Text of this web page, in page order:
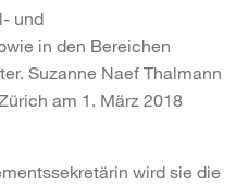
und
in den Bereichen
Suzanne Naef Thalmann
am 1. März 2018
wird sie die